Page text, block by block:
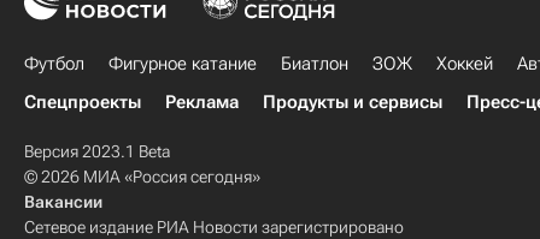
Футбол Фигурное катание Биатлон ЗОЖ Хоккей
Спецпроекты
Реклама Продукты и сервисы Пресс-
Версия 2023.1 Beta
© 2026 МИА «Россия сегодня»
Вакансии
Сетевое издание РИА Новости зарегистрировано